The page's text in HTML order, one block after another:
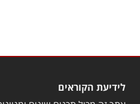
לידיעת הקוראים